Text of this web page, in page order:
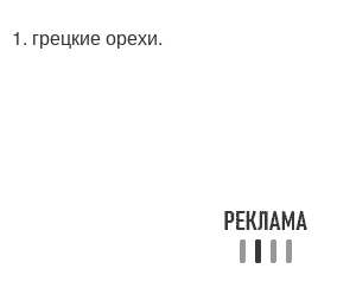
1. грецкие орехи.